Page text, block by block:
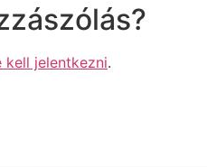
kell jelentkezni.